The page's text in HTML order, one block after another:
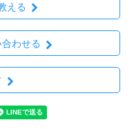
える
わせる